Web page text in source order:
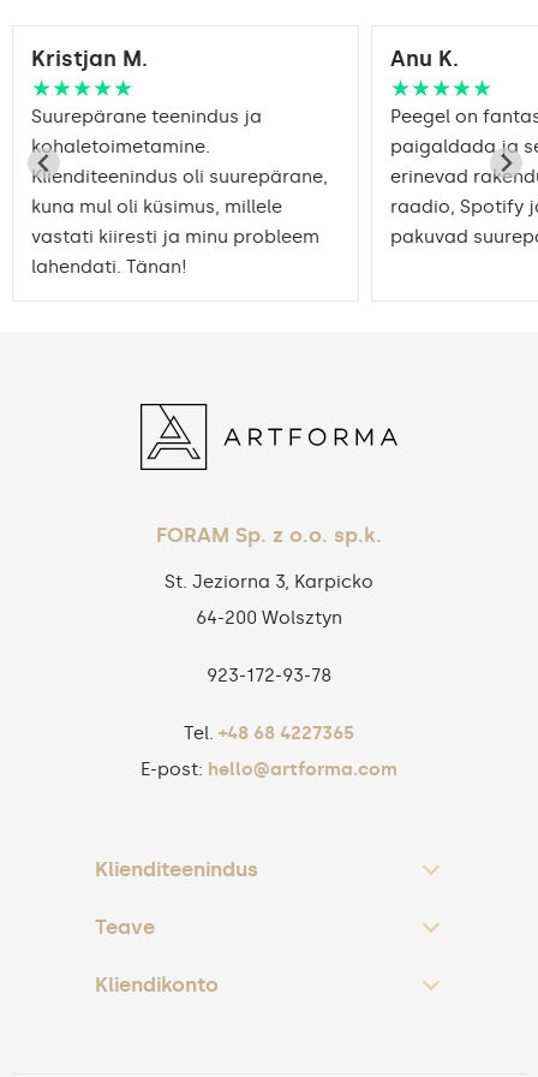
Kristjan M.
★★★★★
Suurepärane teenindus ja
kohaletoimetamine.
Klienditeenindus oli suurepärane,
kuna mul oli küsimus, millele
vastati kiiresti ja minu probleem
lahendati. Tänan!
Anu K.
★★★★★
Peegel on
paigaldada ja
erinevad
raadio, Spotify
pakuvad
FORAM Sp. z o.o. sp.k.
St. Jeziorna 3, Karpicko
64-200 Wolsztyn
923‑172‑93‑78
Tel. +48 68 4227365
E-post: hello@artforma.com
Klienditeenindus
Teave
Kliendikonto